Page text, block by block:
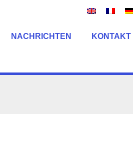
NACHRICHTEN KONTAKT